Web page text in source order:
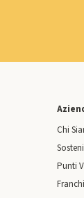
Chi
Punti